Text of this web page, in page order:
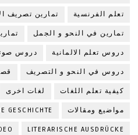
تعلم الفرنسية تمارين تصريف
تمارين في النحو و الجمل
دروس تعلم الالمانية دروس
دروس في النحو و التصريف
كيفية تعلم اللغات لغات اخرى
مواضيع ومقالات GESCHICHTE
LITERARISCHE AUSDRÜCKE